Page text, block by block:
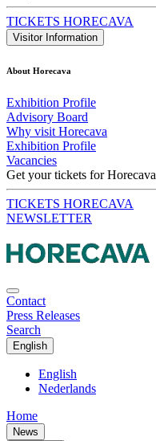
TICKETS HORECAVA
Visitor Information
About Horecava
Exhibition Profile
Advisory Board
Why visit Horecava
Exhibition Profile
Vacancies
Get your tickets for Horecava
TICKETS HORECAVA
NEWSLETTER
Contact
Press Releases
Search
English
English
Nederlands
Home
News